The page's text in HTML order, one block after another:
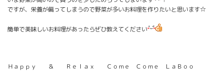
ですが、栄養が偏ってしまうので野菜が多いお料理を作りたいと思います☆
簡単で美味しいお料理があったらぜひ教えてください
Ｈａｐｐｙ ＆ Ｒｅｌａｘ Ｃｏｍｅ Ｃｏｍｅ ＬａＢｏｏ